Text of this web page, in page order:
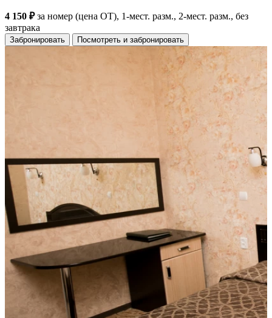
4 150 ₽за номер (цена ОТ), 1-мест. разм., 2-мест. разм., без
завтрака
Забронировать Посмотреть и забронировать